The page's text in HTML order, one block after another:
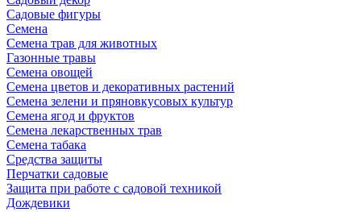
Садовые фигуры
Семена
Семена трав для животных
Газонные травы
Семена овощей
Семена цветов и декоративных растений
Семена зелени и пряновкусовых культур
Семена ягод и фруктов
Семена лекарственных трав
Семена табака
Средства защиты
Перчатки садовые
Защита при работе с садовой техникой
Дождевики